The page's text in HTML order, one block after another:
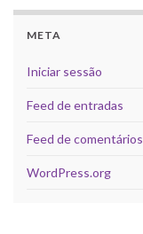
META
Iniciar sessão
Feed de entradas
Feed de comentários
WordPress.org